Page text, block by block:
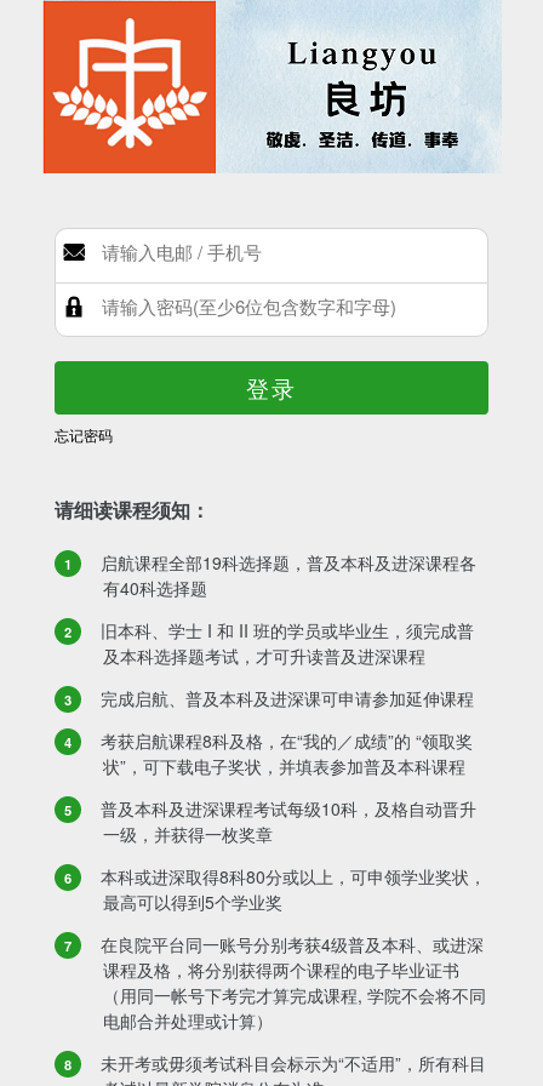
登录
忘记密码
请细读课程须知：
启航课程全部19科选择题，普及本科及进深课程各
有40科选择题
旧本科、学士 I 和 II 班的学员或毕业生，须完成普
及本科选择题考试，才可升读普及进深课程
完成启航、普及本科及进深课可申请参加延伸课程
考获启航课程8科及格，在“我的／成绩”的 “领取奖
状”，可下载电子奖状，并填表参加普及本科课程
普及本科及进深课程考试每级10科，及格自动晋升
一级，并获得一枚奖章
本科或进深取得8科80分或以上，可申领学业奖状，
最高可以得到5个学业奖
在良院平台同一账号分别考获4级普及本科、或进深
课程及格，将分别获得两个课程的电子毕业证书
（用同一帐号下考完才算完成课程, 学院不会将不同
电邮合并处理或计算）
未开考或毋须考试科目会标示为“不适用”，所有科目